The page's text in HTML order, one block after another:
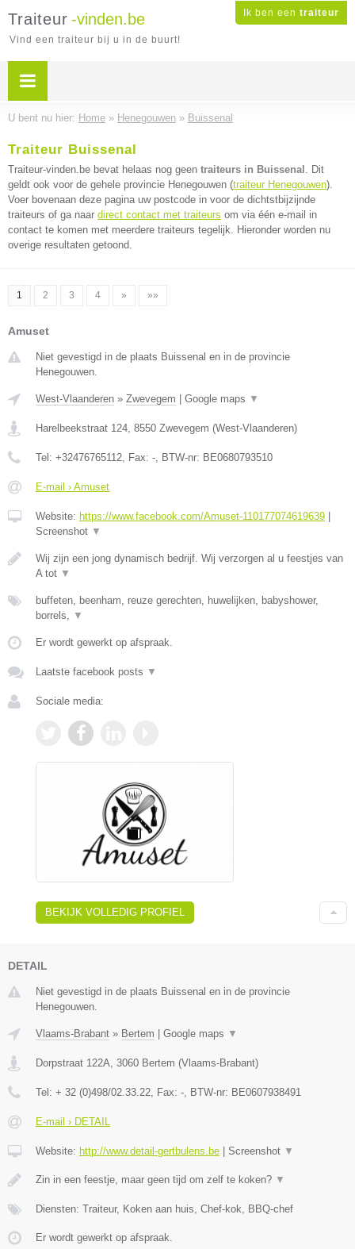
Ik ben een traiteur
Traiteur -vinden.be
Vind een traiteur bij u in de buurt!
U bent nu hier: Home » Henegouwen » Buissenal
Traiteur Buissenal
Traiteur-vinden.be bevat helaas nog geen traiteurs in Buissenal . Dit
geldt ook voor de gehele provincie Henegouwen (traiteur Henegouwen).
Voer bovenaan deze pagina uw postcode in voor de dichtstbijzijnde
traiteurs of ga naar direct contact met traiteurs om via één e-mail in
contact te komen met meerdere traiteurs tegelijk. Hieronder worden nu
overige resultaten getoond.
1 2 3 4 » »»
Amuset
Niet gevestigd in de plaats Buissenal en in de provincie
Henegouwen.
West-Vlaanderen » Zwevegem Google maps ▼
Harelbeekstraat 124, 8550 Zwevegem (West-Vlaanderen)
Tel: +32476765112, Fax: -, BTW-nr: BE0680793510
E-mail › Amuset
Website: https://www.facebook.com/Amuset-110177074619639
Screenshot ▼
Wij zijn een jong dynamisch bedrijf. Wij verzorgen al u feestjes van
A tot ▼
buffeten, beenham, reuze gerechten, huwelijken, babyshower,
borrels, ▼
Er wordt gewerkt op afspraak.
Laatste facebook posts ▼
Sociale media:
BEKIJK VOLLEDIG PROFIEL
DETAIL
Niet gevestigd in de plaats Buissenal en in de provincie
Henegouwen.
Vlaams-Brabant » Bertem Google maps ▼
Dorpstraat 122A 3060 Bertem (Vlaams-Brabant)
Tel: + 32 (0)498/02.33.22 , Fax: - , BTW-nr: BE0607938491
E-mail › DETAIL
Website: http://www.detail-gertbulens.be Screenshot ▼
Zin in een feestje, maar geen tijd om zelf te koken? ▼
Diensten: Traiteur, Koken aan huis, Chef-kok, BBQ-chef
Er wordt gewerkt op afspraak.